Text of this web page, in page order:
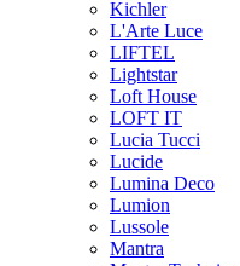
Kichler
L'Arte Luce
LIFTEL
Lightstar
Loft House
LOFT IT
Lucia Tucci
Lucide
Lumina Deco
Lumion
Lussole
Mantra